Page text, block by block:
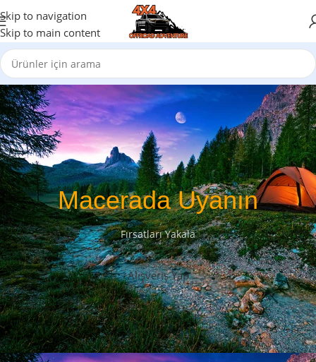
Skip to navigation
Skip to main content
Macerada Uyanın
Fırsatları Yakala
Alışveriş Yap